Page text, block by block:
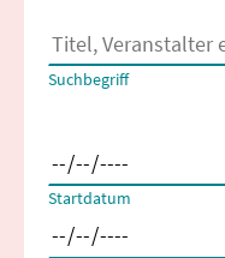
Es erscheinen
Suchbegriff
Startdatum